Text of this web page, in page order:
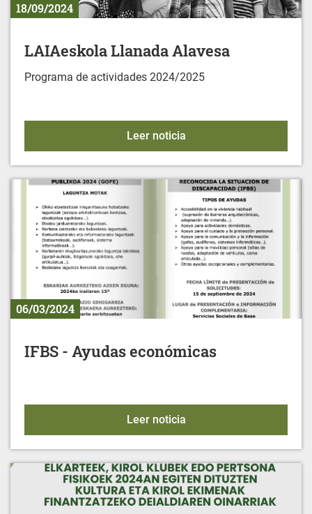
18/09/2024
LAIAeskola Llanada Alavesa
Programa de actividades 2024/2025
Leer noticiaLAIAeskola Llanada
06/03/2024
IFBS - Ayudas económicas
Leer noticiaIFBS - Ayudas